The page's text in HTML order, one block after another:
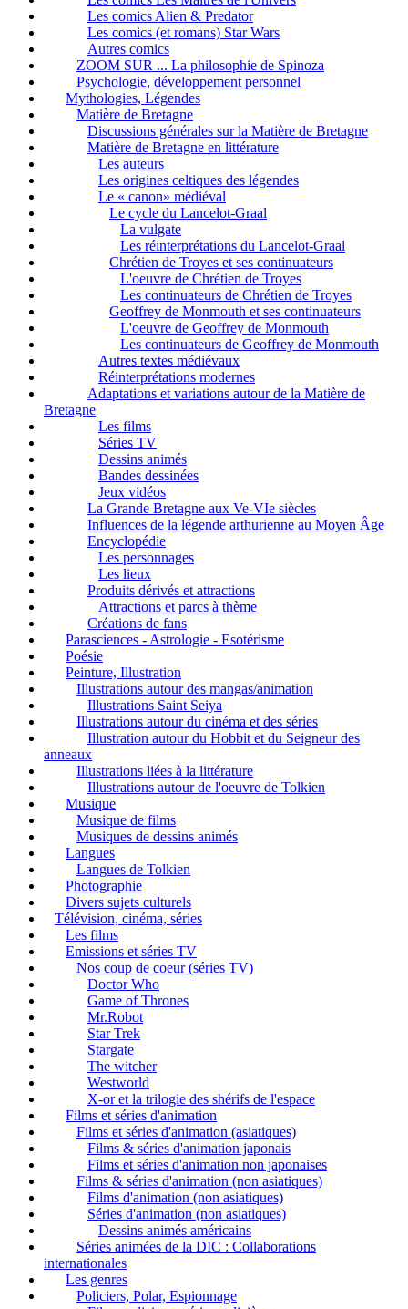
Les comics Alien & Predator
Les comics (et romans) Star Wars
Autres comics
ZOOM SUR ... La philosophie de Spinoza
Psychologie, développement personnel
Mythologies, Légendes
Matière de Bretagne
Discussions générales sur la Matière de Bretagne
Matière de Bretagne en littérature
Les auteurs
Les origines celtiques des légendes
Le « canon» médiéval
Le cycle du Lancelot-Graal
La vulgate
Les réinterprétations du Lancelot-Graal
Chrétien de Troyes et ses continuateurs
L'oeuvre de Chrétien de Troyes
Les continuateurs de Chrétien de Troyes
Geoffrey de Monmouth et ses continuateurs
L'oeuvre de Geoffrey de Monmouth
Les continuateurs de Geoffrey de Monmouth
Autres textes médiévaux
Réinterprétations modernes
Adaptations et variations autour de la Matière de
Bretagne
Les films
Séries TV
Dessins animés
Bandes dessinées
Jeux vidéos
La Grande Bretagne aux Ve-VIe siècles
Influences de la légende arthurienne au Moyen Âge
Encyclopédie
Les personnages
Les lieux
Produits dérivés et attractions
Attractions et parcs à thème
Créations de fans
Parasciences - Astrologie - Esotérisme
Poésie
Peinture, Illustration
Illustrations autour des mangas/animation
Illustrations Saint Seiya
Illustrations autour du cinéma et des séries
Illustration autour du Hobbit et du Seigneur des
anneaux
Illustrations liées à la littérature
Illustrations autour de l'oeuvre de Tolkien
Musique
Musique de films
Musiques de dessins animés
Langues
Langues de Tolkien
Photographie
Divers sujets culturels
Télévision, cinéma, séries
Les films
Emissions et séries TV
Nos coup de coeur (séries TV)
Doctor Who
Game of Thrones
Mr.Robot
Star Trek
Stargate
The witcher
Westworld
X-or et la trilogie des shérifs de l'espace
Films et séries d'animation
Films et séries d'animation (asiatiques)
Films & séries d'animation japonais
Films et séries d'animation non japonaises
Films & séries d'animation (non asiatiques)
Films d'animation (non asiatiques)
Séries d'animation (non asiatiques)
Dessins animés américains
Séries animées de la DIC : Collaborations
internationales
Les genres
Policiers, Polar, Espionnage